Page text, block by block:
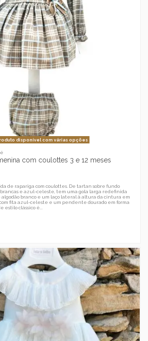
disponível com várias opções
com coulottes 3 e 12 meses
de rapariga com coulottes. De tartan sobre fundo
e azul-celeste, tem uma gola larga redefinida
algodão branco e um laço lateral à altura da cintura em
fita azul-celeste e um pendente dourado em forma
estilo clássico é...